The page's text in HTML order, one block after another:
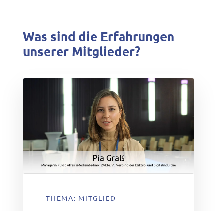
Was sind die Erfahrungen
unserer Mitglieder?
THEMA: MITGLIED